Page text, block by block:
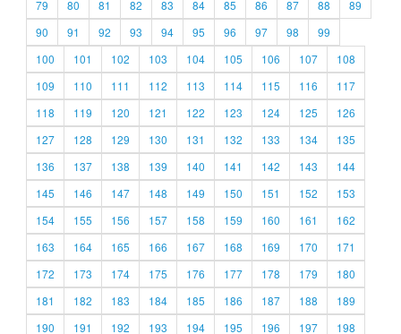
79
80 81 82 83 84 85 86 87 88
89
90
91 92 93 94 95 96 97 98
99
100
101 102 103 104 105 106 107
108
109
110 111 112 113 114 115 116
117
118
119 120 121 122 123 124 125
126
127
128 129 130 131 132 133 134
135
136
137 138 139 140 141 142 143
144
145
146 147 148 149 150 151 152
153
154
155 156 157 158 159 160 161
162
163
164 165 166 167 168 169 170
171
172
173 174 175 176 177 178 179
180
181
182 183 184 185 186 187 188
189
190
191 192 193 194 195 196 197
198